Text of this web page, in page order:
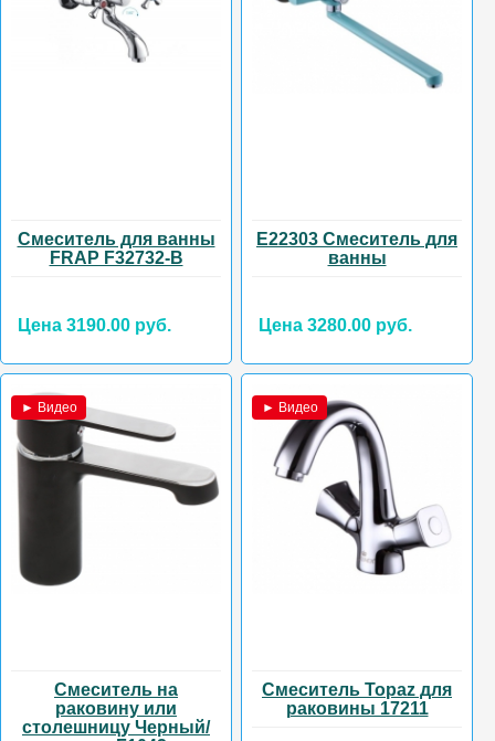
Смеситель для ванны
FRAP F32732-B
Цена 3190.00 руб.
E22303 Смеситель для
ванны
Цена 3280.00 руб.
► Видео
Смеситель на
раковину или
столешницу Черный/
► Видео
Смеситель Topaz для
раковины 17211